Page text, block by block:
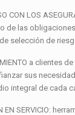
CON LOS
de las
selección de
a clientes
sus
integral de cada
EN SERVICIO: